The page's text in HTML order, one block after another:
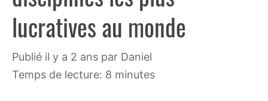
lucratives au monde
publié il y a 2 ans par Daniel
Temps de lecture: 8 minutes